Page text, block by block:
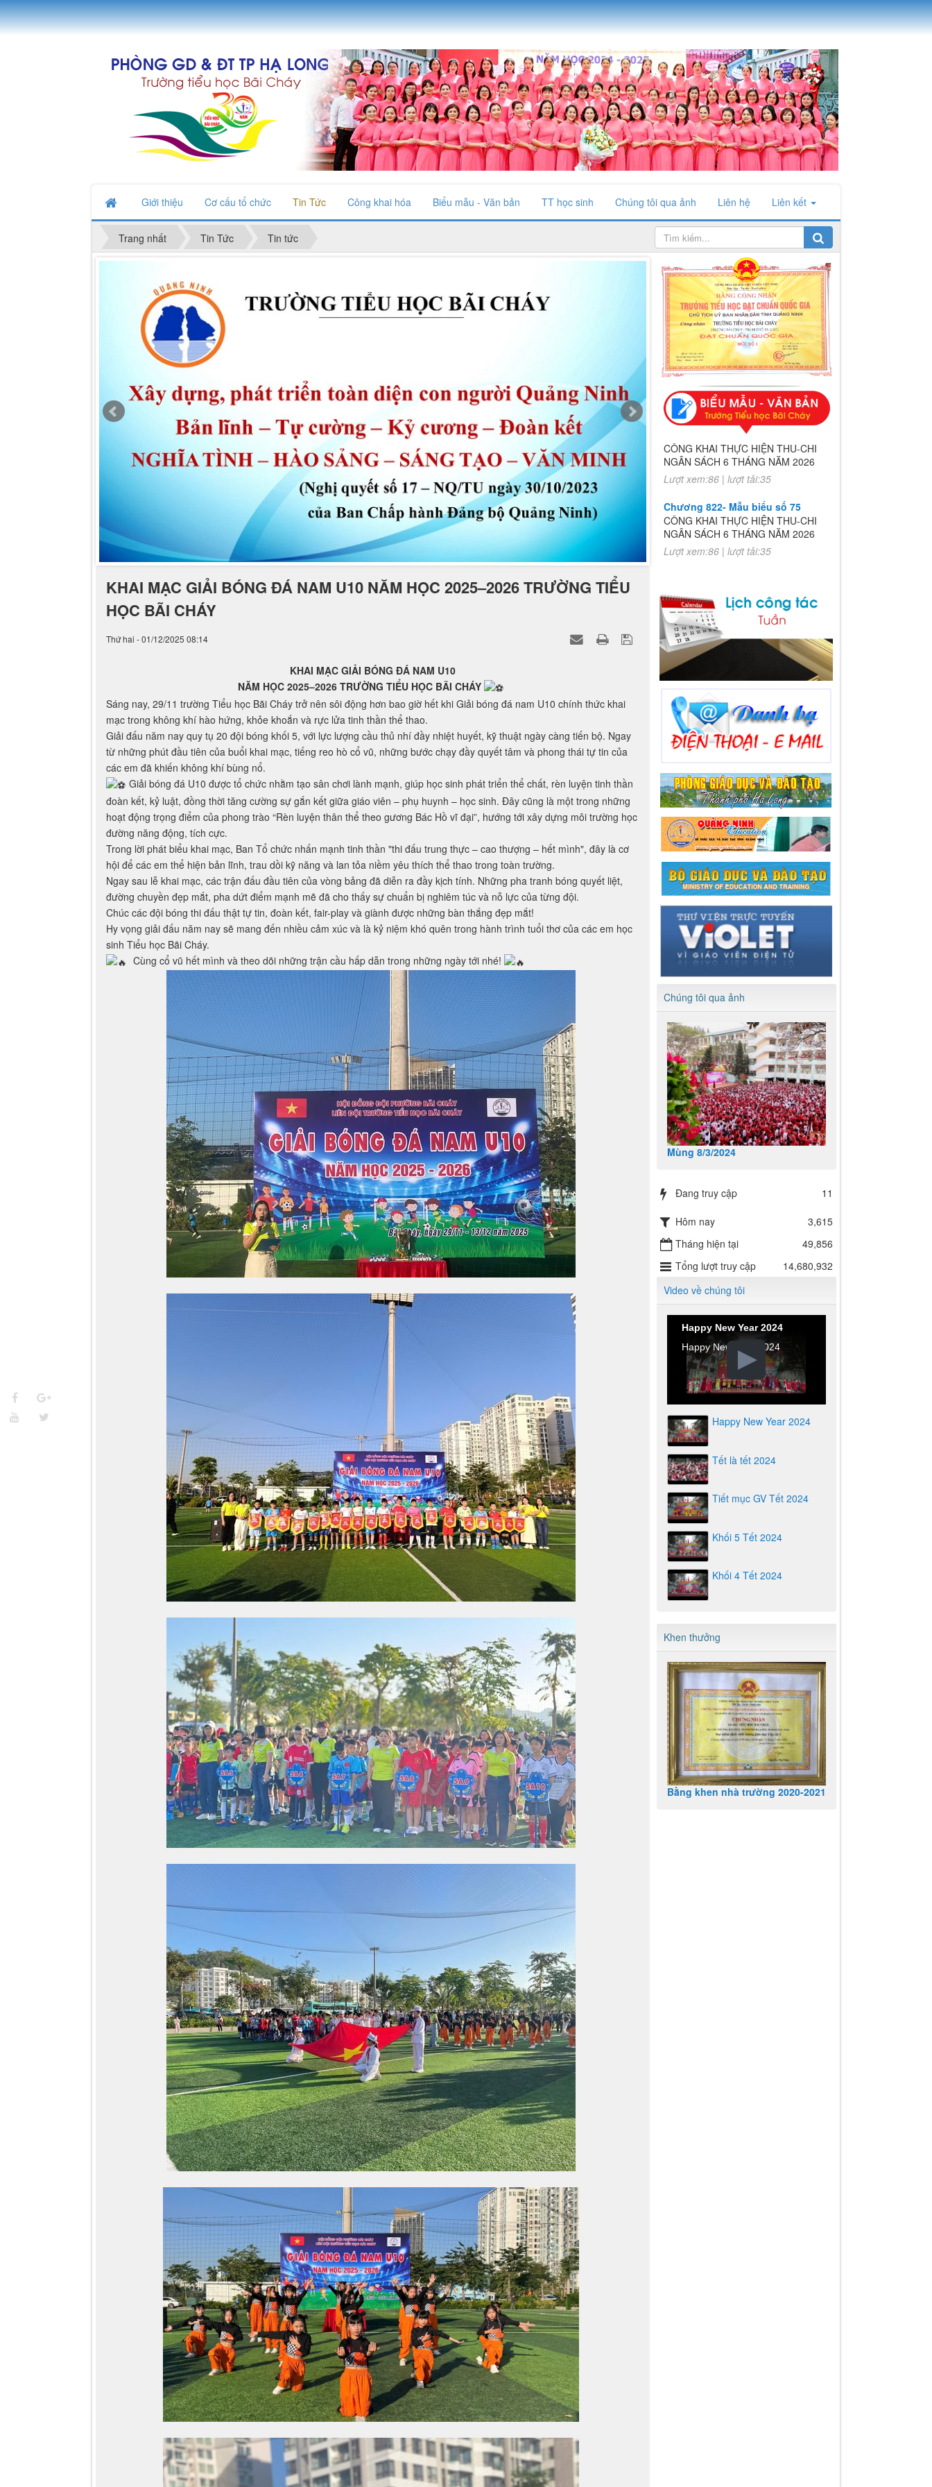
Giới thiệu Cơ cấu tổ chức Tin Tức Công khai hóa Biểu mẫu - Văn bản TT học sinh Chúng tôi qua ảnh Liên hệ Liên kết
Trang nhất Tin Tức Tin tức
KHAI MẠC GIẢI BÓNG ĐÁ NAM U10 NĂM HỌC 2025–2026 TRƯỜNG TIỂU
HỌC BÃI CHÁY
Thứ hai - 01/12/2025 08:14
KHAI MẠC GIẢI BÓNG ĐÁ NAM U10
NĂM HỌC 2025–2026 TRƯỜNG TIỂU HỌC BÃI CHÁY
Sáng nay, 29/11 trường Tiểu học Bãi Cháy trở nên sôi động hơn bao giờ hết khi Giải bóng đá nam U10 chính thức khai
mạc trong không khí hào hứng, khỏe khoắn và rực lửa tinh thần thể thao.
Giải đấu năm nay quy tụ 20 đội bóng khối 5, với lực lượng cầu thủ nhí đầy nhiệt huyết, kỹ thuật ngày càng tiến bộ. Ngay
từ những phút đầu tiên của buổi khai mạc, tiếng reo hò cổ vũ, những bước chạy đầy quyết tâm và phong thái tự tin của
các em đã khiến không khí bùng nổ.
Giải bóng đá U10 được tổ chức nhằm tạo sân chơi lành mạnh, giúp học sinh phát triển thể chất, rèn luyện tinh thần
đoàn kết, kỷ luật, đồng thời tăng cường sự gắn kết giữa giáo viên – phụ huynh – học sinh. Đây cũng là một trong những
hoạt động trọng điểm của phong trào “Rèn luyện thân thể theo gương Bác Hồ vĩ đại”, hướng tới xây dựng môi trường học
đường năng động, tích cực.
Trong lời phát biểu khai mạc, Ban Tổ chức nhấn mạnh tinh thần "thi đấu trung thực – cao thượng – hết mình", đây là cơ
hội để các em thể hiện bản lĩnh, trau dồi kỹ năng và lan tỏa niềm yêu thích thể thao trong toàn trường.
Ngay sau lễ khai mạc, các trận đấu đầu tiên của vòng bảng đã diễn ra đầy kịch tính. Những pha tranh bóng quyết liệt,
đường chuyền đẹp mắt, pha dứt điểm mạnh mẽ đã cho thấy sự chuẩn bị nghiêm túc và nỗ lực của từng đội.
Chúc các đội bóng thi đấu thật tự tin, đoàn kết, fair-play và giành được những bàn thắng đẹp mắt!
Hy vọng giải đấu năm nay sẽ mang đến nhiều cảm xúc và là kỷ niệm khó quên trong hành trình tuổi thơ của các em học
sinh Tiểu học Bãi Cháy.
Cùng cổ vũ hết mình và theo dõi những trận cầu hấp dẫn trong những ngày tới nhé!
Chương 822- Mẫu biểu số 75
CÔNG KHAI THỰC HIỆN THU-CHI
NGÂN SÁCH 6 THÁNG NĂM 2026
Lượt xem:86 | lượt tải:35
Chương 822- Mẫu biểu số 75
NGÂN SÁCH 6 THÁNG NĂM 2026
Lượt xem:86 | lượt tải:35
Chúng tôi qua ảnh
Mùng 8/3/2024
Đang truy cập 11
Hôm nay
3,615
Tháng hiện tại
49,856
Tổng lượt truy cập
14,680,932
Video về chúng tôi
Happy New Year 2024
Happy New Year 2024
Happy New Year 2024
Tết là tết 2024
Tiết mục GV Tết 2024
Khối 5 Tết 2024
Khối 4 Tết 2024
Khen thưởng
Bằng khen nhà trường 2020-2021